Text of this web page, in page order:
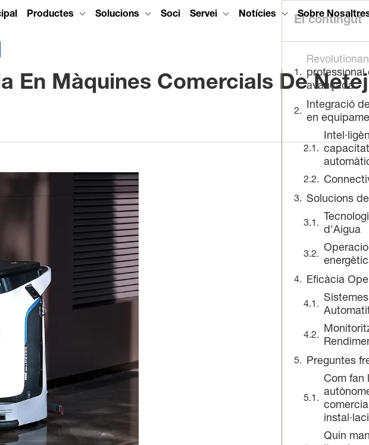
Productes Solucions Soci Servei Notícies Sobre
En Màquines Comercials De
El contingut
professional
avançada
Integració
en
Solucions
d'Aigua
Eficàcia
Preguntes
Com fan
Quin